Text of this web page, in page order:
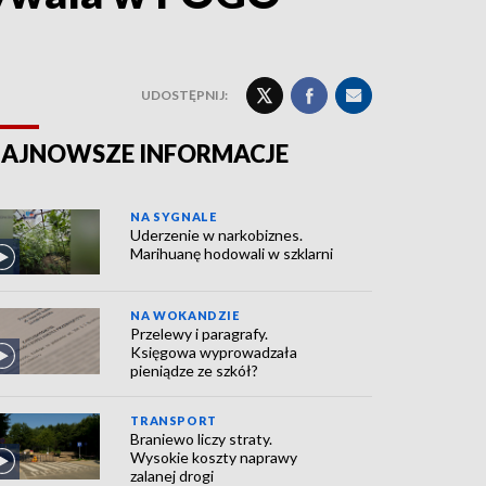
UDOSTĘPNIJ:
INFORMACJE
NA SYGNALE
Uderzenie w narkobiznes.
Marihuanę hodowali w szklarni
NA WOKANDZIE
Przelewy i paragrafy.
Księgowa wyprowadzała
pieniądze ze szkół?
TRANSPORT
Braniewo liczy straty.
Wysokie koszty naprawy
zalanej drogi